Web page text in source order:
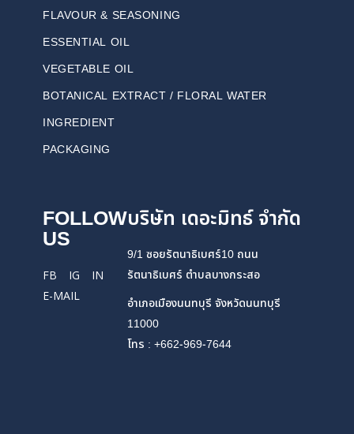
FLAVOUR & SEASONING
ESSENTIAL OIL
VEGETABLE OIL
BOTANICAL EXTRACT / FLORAL WATER
INGREDIENT
PACKAGING
FOLLOW
US
FB IG
IN
E-MAIL
บริษัท เดอะมิทธ์ จำกัด
9/1 ซอยรัตนาธิเบศร์10 ถนน
รัตนาธิเบศร์ ตำบลบางกระสอ
อำเภอเมืองนนทบุรี จังหวัดนนทบุรี
11000
โทร : +662-969-7644